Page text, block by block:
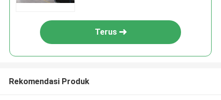
Terus
Rekomendasi Produk